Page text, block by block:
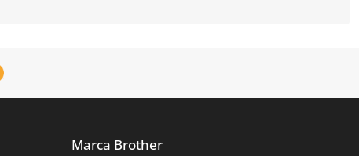
Marca Brother